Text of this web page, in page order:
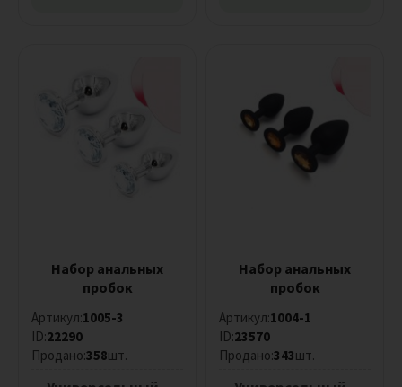
Универсальный..
Красный
Набор анальных
пробок
Артикул:1005-3
ID:22290
Продано:358шт.
Набор анальных
пробок
Артикул:1004-1
ID:23570
Продано:343шт.